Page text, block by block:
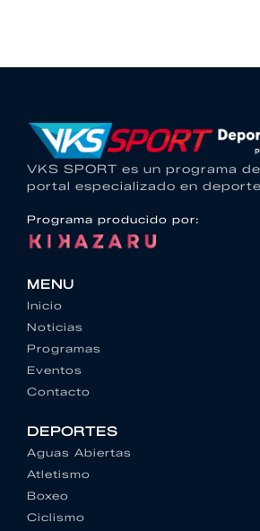
VKS SPORT es un programa
portal especializado en
Programa producido por:
MENU
Inicio
Noticias
Programas
Eventos
Contacto
DEPORTES
Aguas Abiertas
Atletismo
Boxeo
Ciclismo